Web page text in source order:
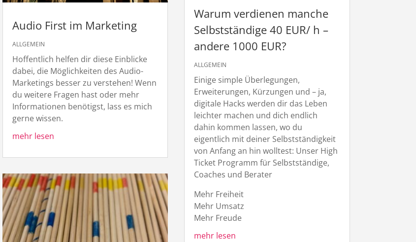
Audio First im Marketing
ALLGEMEIN
Hoffentlich helfen dir diese Einblicke
dabei, die Möglichkeiten des Audio-
Marketings besser zu verstehen! Wenn
du weitere Fragen hast oder mehr
Informationen benötigst, lass es mich
gerne wissen.
mehr lesen
Warum verdienen manche
Selbstständige 40 EUR/ h –
andere 1000 EUR?
ALLGEMEIN
Einige simple Überlegungen,
Erweiterungen, Kürzungen und – ja,
digitale Hacks werden dir das Leben
leichter machen und dich endlich
dahin kommen lassen, wo du
eigentlich mit deiner Selbstständigkeit
von Anfang an hin wolltest: Unser High
Ticket Programm für Selbstständige,
Coaches und Berater
Mehr Freiheit
Mehr Umsatz
Mehr Freude
mehr lesen